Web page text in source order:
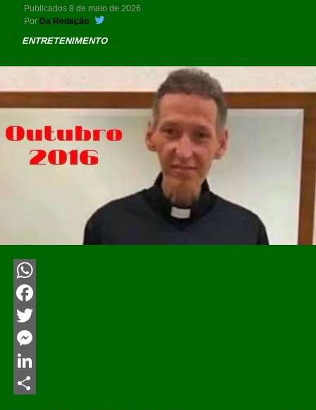
Publicados 8 de maio de 2026
Por Da Redação
ENTRETENIMENTO
WhatsApp
Facebook
Twitter
Messenger
LinkedIn